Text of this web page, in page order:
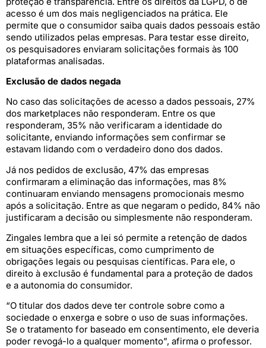
acesso é um dos mais negligenciados na prática. Ele
permite que o consumidor saiba quais dados pessoais estão
sendo utilizados pelas empresas. Para testar esse direito,
os pesquisadores enviaram solicitações formais às 100
plataformas analisadas.
Exclusão de dados negada
No caso das solicitações de acesso a dados pessoais, 27%
dos marketplaces não responderam. Entre os que
responderam, 35% não verificaram a identidade do
solicitante, enviando informações sem confirmar se
estavam lidando com o verdadeiro dono dos dados.
Já nos pedidos de exclusão, 47% das empresas
confirmaram a eliminação das informações, mas 8%
continuaram enviando mensagens promocionais mesmo
após a solicitação. Entre as que negaram o pedido, 84% não
justificaram a decisão ou simplesmente não responderam.
Zingales lembra que a lei só permite a retenção de dados
em situações específicas, como cumprimento de
obrigações legais ou pesquisas científicas. Para ele, o
direito à exclusão é fundamental para a proteção de dados
e a autonomia do consumidor.
“O titular dos dados deve ter controle sobre como a
sociedade o enxerga e sobre o uso de suas informações.
Se o tratamento for baseado em consentimento, ele deveria
poder revogá-lo a qualquer momento”, afirma o professor.